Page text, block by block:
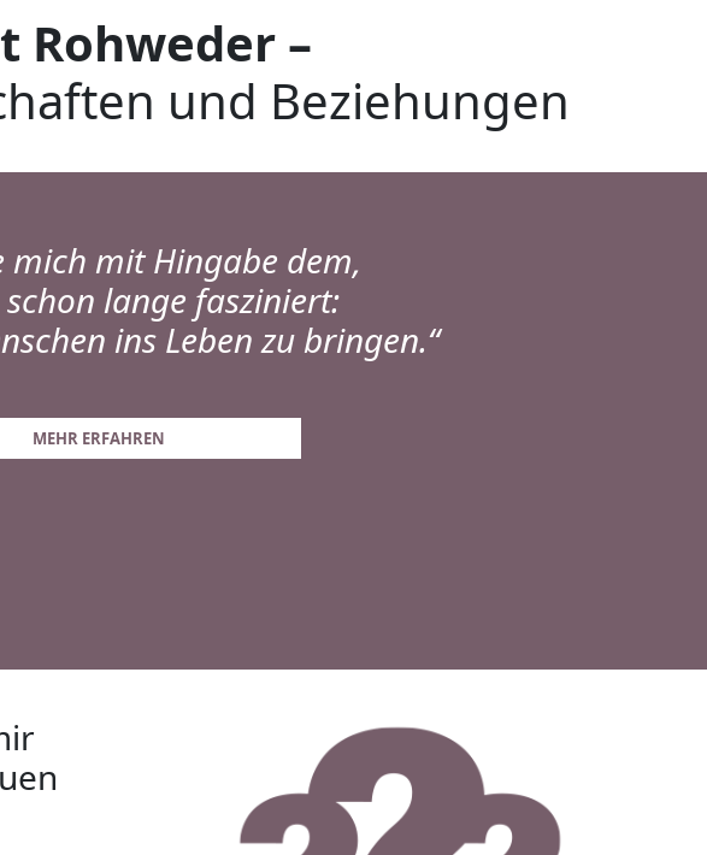
–
und Beziehungen
mich mit Hingabe dem,
lange fasziniert:
ins Leben zu bringen.“
MEHR ERFAHREN